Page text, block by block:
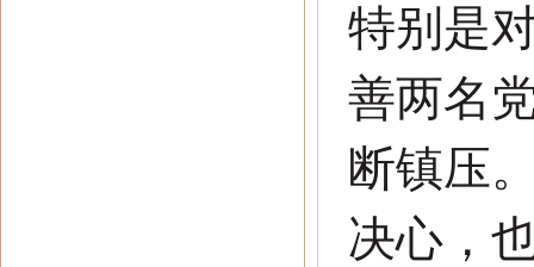
特别是
善两名
断镇压
决心，